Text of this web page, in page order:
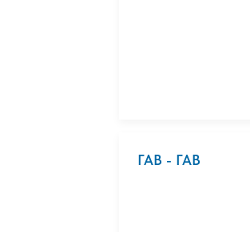
ГАВ - ГАВ